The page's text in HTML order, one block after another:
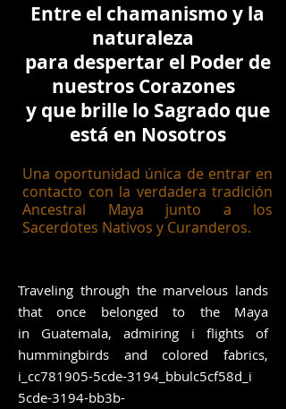
Entre el chamanismo y la
naturaleza
para despertar el Poder de
nuestros Corazones
y que brille lo Sagrado que
está en Nosotros
Una oportunidad única de entrar en
contacto con la verdadera tradición
Ancestral Maya junto a los
Sacerdotes Nativos y Curanderos.
Traveling through the marvelous lands
that once belonged to the Maya
in Guatemala, admiring i flights of
hummingbirds and colored fabrics,
i_cc781905-5cde-3194_bbulc5cf58d_i
5cde-3194-bb3b-